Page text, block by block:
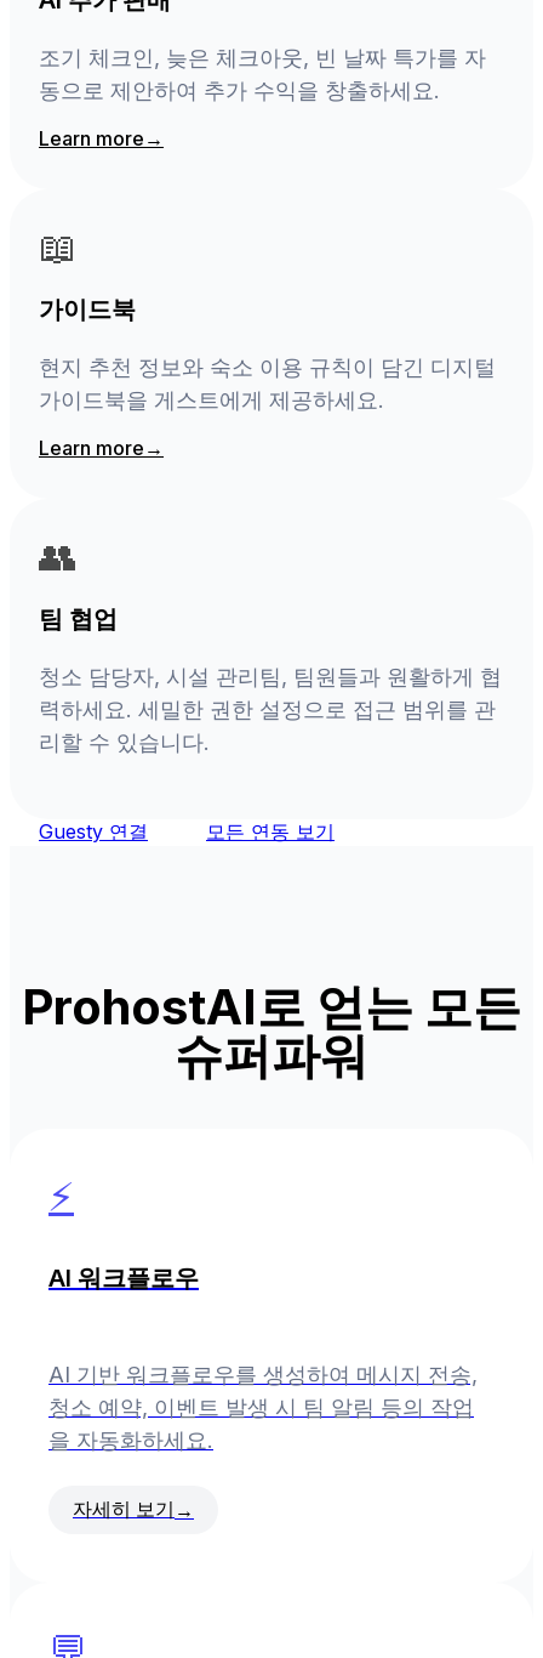
조기 체크인, 늦은 체크아웃, 빈 날짜 특가를 자
동으로 제안하여 추가 수익을 창출하세요.
Learn more →
📖
가이드북
현지 추천 정보와 숙소 이용 규칙이 담긴 디지털
가이드북을 게스트에게 제공하세요.
Learn more →
👥
팀 협업
청소 담당자, 시설 관리팀, 팀원들과 원활하게 협
력하세요. 세밀한 권한 설정으로 접근 범위를 관
리할 수 있습니다.
Guesty 연결 모든 연동 보기
ProhostAI로 얻는 모든
슈퍼파워
⚡
AI 워크플로우
AI 기반 워크플로우를 생성하여 메시지 전송,
청소 예약, 이벤트 발생 시 팀 알림 등의 작업
을 자동화하세요.
자세히 보기 →